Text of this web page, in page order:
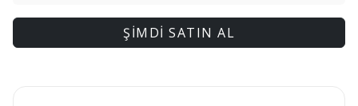
ŞİMDİ SATIN AL